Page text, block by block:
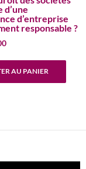
d’une
d’entreprise
responsable ?
Le
AU PANIER